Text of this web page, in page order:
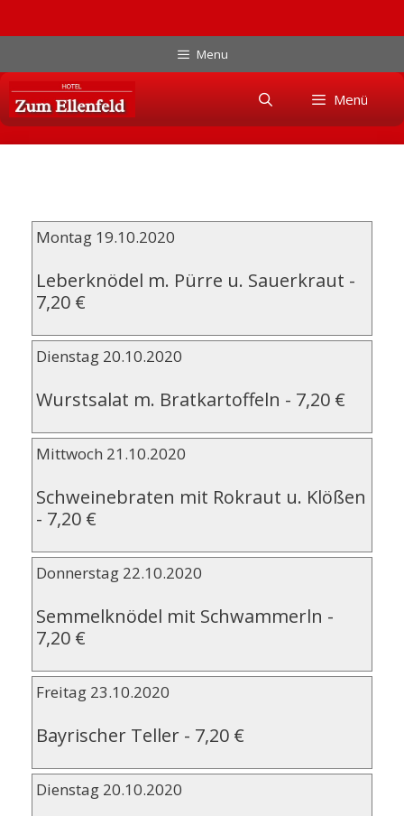
Inhalt
springen
Menu
Skip
content
Menü
Montag 19.10.2020
Leberknödel m. Pürre u. Sauerkraut -
7,20 €
Dienstag 20.10.2020
Wurstsalat m. Bratkartoffeln - 7,20 €
Mittwoch 21.10.2020
Schweinebraten mit Rokraut u. Klößen
- 7,20 €
Donnerstag 22.10.2020
Semmelknödel mit Schwammerln -
7,20 €
Freitag 23.10.2020
Bayrischer Teller - 7,20 €
Dienstag 20.10.2020